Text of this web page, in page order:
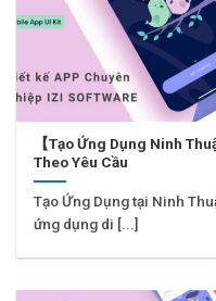
【Tạo Ứng Dụng Ninh
Theo Yêu Cầu
Tạo Ứng Dụng tại Ninh
ứng dụng di [...]